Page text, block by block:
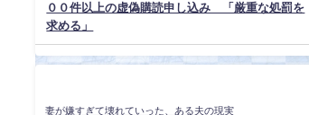
００件以上の虚偽購読申し込み 「厳重な処罰を
求める」
妻が嫌すぎて壊れていった、ある夫の現実